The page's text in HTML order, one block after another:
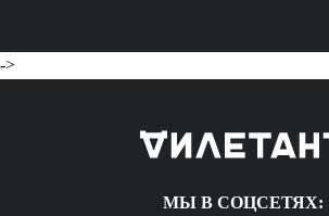
->
МЫ В СОЦСЕТЯХ: